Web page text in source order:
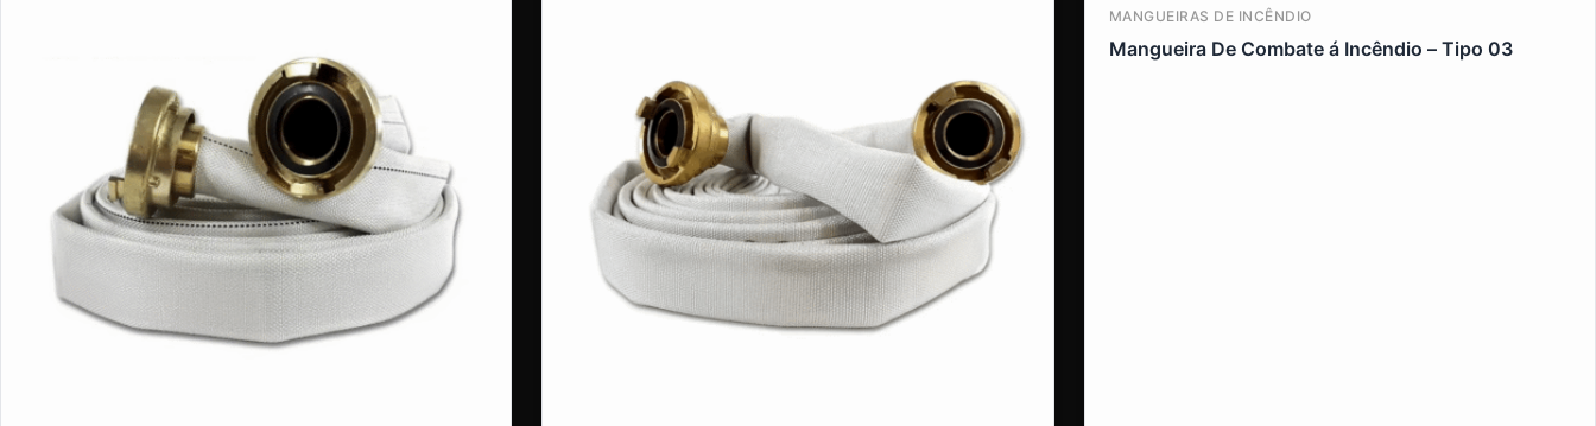
MANGUEIRAS DE INCÊNDIO
Mangueira De Combate á Incêndio – Tipo 03